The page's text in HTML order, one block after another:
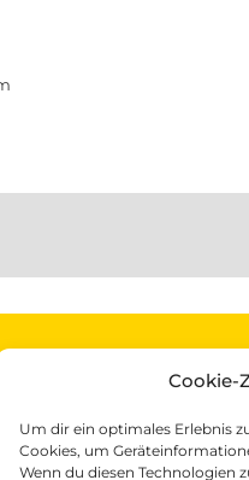
Cookie-
Um dir ein optimales Erlebnis
Cookies, um
Wenn du diesen Technologien
15
A-5621